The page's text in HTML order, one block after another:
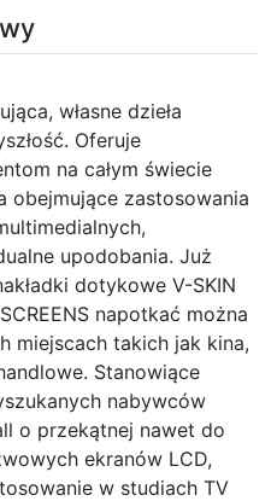
własne dzieła
Oferuje
na całym świecie
obejmujące zastosowania
upodobania. Już
dotykowe V-SKIN
napotkać można
miejscach takich jak kina,
Stanowiące
nabywców
o przekątnej nawet do
ekranów LCD,
w studiach TV